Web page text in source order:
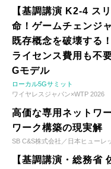
【基調講演 K2-4 ス
命！ゲームチェンジ
既存概念を破壊する
ライセンス費用も不
Gモデル
ローカル5Gサミット
ワイヤレスジャパン×WTP 2026
高価な専用ネットワ
ワーク構築の現実解
SB C&S株式会社／日本ヒューレ
【基調講演・総務省